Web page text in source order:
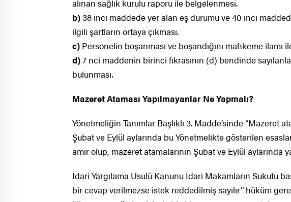
alınan sağlık kurulu raporu ile belgelenmesi.
b)38 inci maddede yer alan eş durumu ve 40 ıncı
ilgili şartların ortaya çıkması.
c) Personelin boşanması ve boşandığını mahkeme
d)7 nci maddenin birinci fıkrasının (d) bendinde
bulunması.
Mazeret Ataması Yapılmayanlar Ne Yapmalı?
Yönetmeliğin Tanımlar Başlıklı 3. Madde’sinde “Mazeret
Şubat ve Eylül aylarında bu Yönetmelikte gösterilen
amir olup, mazeret atamalarının Şubat ve Eylül aylarında
İdari Yargılama Usulü Kanunu İdari Makamların Sukutu
bir cevap verilmezse istek reddedilmiş sayılır” hüküm